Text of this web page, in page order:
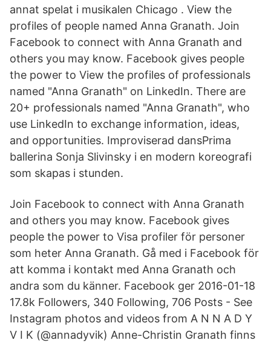
annat spelat i musikalen Chicago . View the
profiles of people named Anna Granath. Join
Facebook to connect with Anna Granath and
others you may know. Facebook gives people
the power to View the profiles of professionals
named "Anna Granath" on LinkedIn. There are
20+ professionals named "Anna Granath", who
use LinkedIn to exchange information, ideas,
and opportunities. Improviserad dansPrima
ballerina Sonja Slivinsky i en modern koreografi
som skapas i stunden.
Join Facebook to connect with Anna Granath
and others you may know. Facebook gives
people the power to Visa profiler för personer
som heter Anna Granath. Gå med i Facebook för
att komma i kontakt med Anna Granath och
andra som du känner. Facebook ger 2016-01-18
17.8k Followers, 340 Following, 706 Posts - See
Instagram photos and videos from A N N A D Y
V I K (@annadyvik) Anne-Christin Granath finns